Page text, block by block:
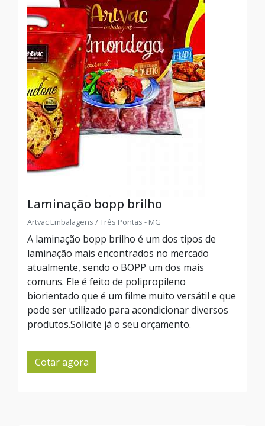
Laminação bopp brilho
Artvac Embalagens / Três Pontas - MG
A laminação bopp brilho é um dos tipos de
laminação mais encontrados no mercado
atualmente, sendo o BOPP um dos mais
comuns. Ele é feito de polipropileno
biorientado que é um filme muito versátil e que
pode ser utilizado para acondicionar diversos
produtos.Solicite já o seu orçamento.
Cotar agora